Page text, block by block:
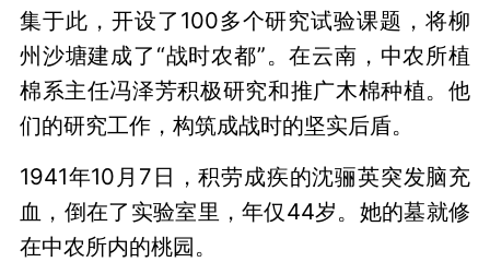
集于此，开设了100多个研究试验课题，将柳
州沙塘建成了“战时农都”。在云南，中农所植
棉系主任冯泽芳积极研究和推广木棉种植。他
们的研究工作，构筑成战时的坚实后盾。
1941年10月7日，积劳成疾的沈骊英突发脑充
血，倒在了实验室里，年仅44岁。她的墓就修
在中农所内的桃园。